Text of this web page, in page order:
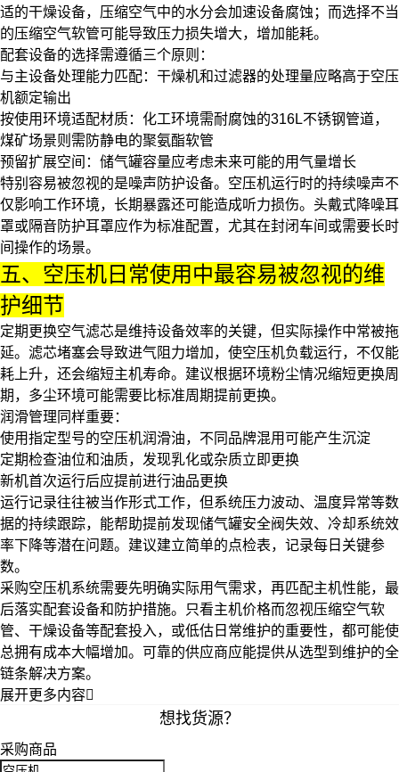
适的干燥设备，压缩空气中的水分会加速设备腐蚀；而选择不当
的压缩空气软管可能导致压力损失增大，增加能耗。
配套设备的选择需遵循三个原则：
与主设备处理能力匹配：干燥机和过滤器的处理量应略高于空压
机额定输出
按使用环境适配材质：化工环境需耐腐蚀的316L不锈钢管道，
煤矿场景则需防静电的聚氨酯软管
预留扩展空间： 储气罐容量应考虑未来可能的用气量增长
特别容易被忽视的是噪声防护设备。空压机运行时的持续噪声不
仅影响工作环境，长期暴露还可能造成听力损伤。 头戴式降噪耳
罩或隔音防护耳罩应作为标准配置，尤其在封闭车间或需要长时
间操作的场景。
五、空压机日常使用中最容易被忽视的维
护细节
定期更换空气滤芯是维持设备效率的关键，但实际操作中常被拖
延。滤芯堵塞会导致进气阻力增加，使空压机负载运行，不仅能
耗上升，还会缩短主机寿命。建议根据环境粉尘情况缩短更换周
期，多尘环境可能需要比标准周期提前更换。
润滑管理同样重要：
使用指定型号的空压机润滑油，不同品牌混用可能产生沉淀
定期检查油位和油质，发现乳化或杂质立即更换
新机首次运行后应提前进行油品更换
运行记录往往被当作形式工作，但系统压力波动、温度异常等数
据的持续跟踪，能帮助提前发现储气罐安全阀失效、冷却系统效
率下降等潜在问题。建议建立简单的点检表，记录每日关键参
数。
采购空压机系统需要先明确实际用气需求，再匹配主机性能，最
后落实配套设备和防护措施。只看主机价格而忽视压缩空气软
管、干燥设备等配套投入，或低估日常维护的重要性，都可能使
总拥有成本大幅增加。可靠的供应商应能提供从选型到维护的全
链条解决方案。
展开更多内容
想找货源？
采购商品